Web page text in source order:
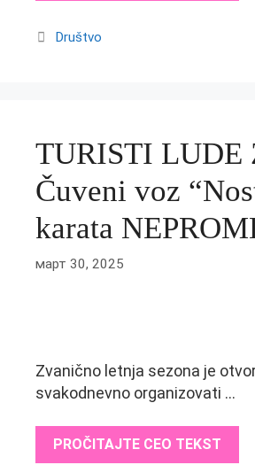
Categories
Društvo
TURISTI LUDE
Čuveni voz
karata
март 30, 2025
Zvanično letnja sezona je
svakodnevno organizovati …
PROČITAJTE CEO TEKST